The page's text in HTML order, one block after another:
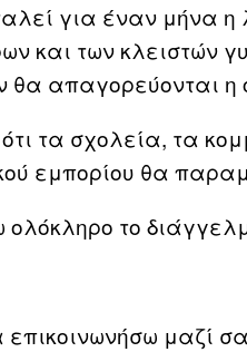
για έναν μήνα
και των κλειστών
θα απαγορεύονται η
τα σχολεία, τα
εμπορίου θα
το
μαζί